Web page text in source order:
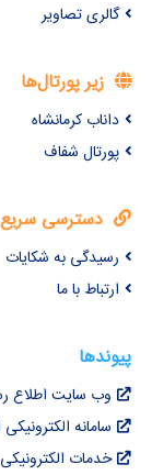
گالری تصاویر
زیر پورتال‌ها
داناب کرمانشاه
پورتال شفاف
دسترسی سریع
رسیدگی به شکایات
ارتباط با ما
پیوندها
وب سایت اطلاع
سامانه
خدمات